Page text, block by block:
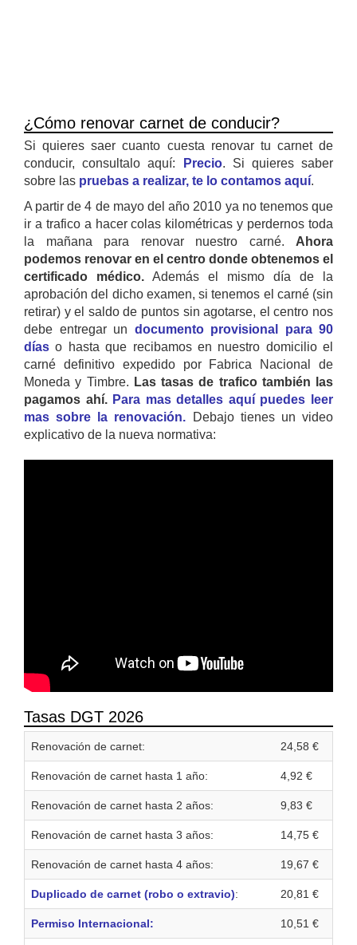
¿Cómo renovar carnet de conducir?
Si quieres saer cuanto cuesta renovar tu carnet de
conducir, consultalo aquí:
Precio. Si quieres saber
sobre las pruebas a realizar, te lo contamos aquí.
A partir de 4 de mayo del año 2010 ya no tenemos que
ir a trafico a hacer colas kilométricas y perdernos toda
la mañana para renovar nuestro carné. Ahora
podemos renovar en el centro donde obtenemos el
certificado médico. Además el mismo día de la
aprobación del dicho examen, si tenemos el carné (sin
retirar) y el saldo de puntos sin agotarse, el centro nos
debe entregar un documento provisional para 90
días o hasta que recibamos en nuestro domicilio el
carné definitivo expedido por Fabrica Nacional de
Moneda y Timbre. Las tasas de trafico también las
pagamos ahí. Para mas detalles aquí puedes leer
mas sobre la renovación. Debajo tienes un video
explicativo de la nueva normativa:
Tasas DGT 2026
Renovación de carnet: 24,58 €
Renovación de carnet hasta 1 año: 4,92 €
Renovación de carnet hasta 2 años: 9,83 €
Renovación de carnet hasta 3 años: 14,75 €
Renovación de carnet hasta 4 años: 19,67 €
Duplicado de carnet (robo o extravio): 20,81 €
Permiso Internacional: 10,51 €